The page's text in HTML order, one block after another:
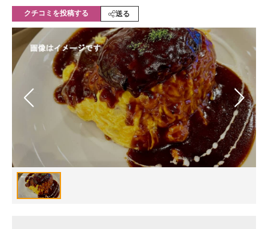
会員記事
メディア
注目記事を集めた総合ページ
ITの今と未来を見通す
スマホと通信の最新トレンド
進化するPCとデバイスの未来
好きが集まる 比べて選べる
ビジネスと働き方のヒント
クチコミを投稿する 送る